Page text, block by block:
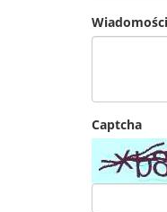
Wiadomości
Captcha